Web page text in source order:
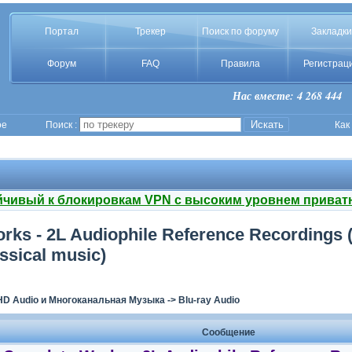
Портал Трекер Поиск по форуму Закладки
Форум FAQ Правила
Нас вместе: 4 268 444
Поиск :
к блокировкам VPN с высоким уровнем
- 2L Audiophile Reference Recordings
music)
Audio и Многоканальная Музыка-> Blu-ray Audio
Сообщение